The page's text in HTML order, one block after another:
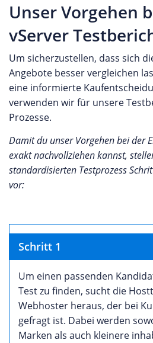
Unser Vorgehen
vServer
Um sicherzustellen, dass sich
Angebote besser vergleichen
eine informierte
verwenden wir für unsere
Prozesse.
Damit du unser Vorgehen bei der
exakt nachvollziehen kannst,
standardisierten Testprozess
vor:
Schritt 1
Um einen passenden
Test zu finden, sucht die
Webhoster heraus, der bei
gefragt ist. Dabei werden
Marken als auch kleinere